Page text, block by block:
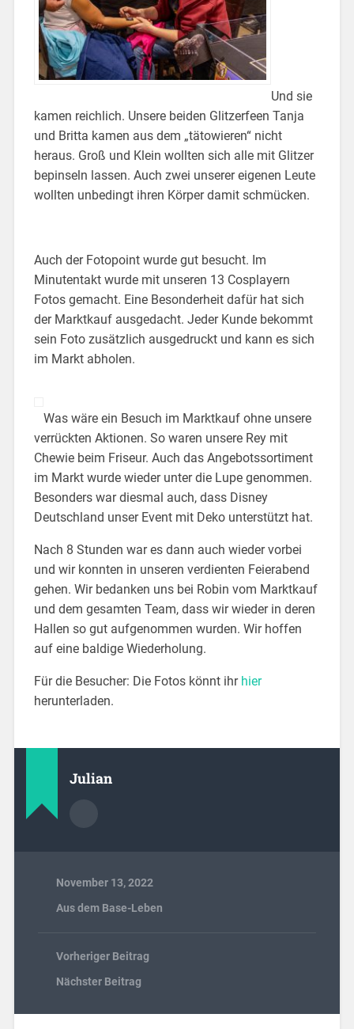
Und sie
kamen reichlich. Unsere beiden Glitzerfeen Tanja
und Britta kamen aus dem „tätowieren“ nicht
heraus. Groß und Klein wollten sich alle mit Glitzer
bepinseln lassen. Auch zwei unserer eigenen Leute
wollten unbedingt ihren Körper damit schmücken.
Auch der Fotopoint wurde gut besucht. Im
Minutentakt wurde mit unseren 13 Cosplayern
Fotos gemacht. Eine Besonderheit dafür hat sich
der Marktkauf ausgedacht. Jeder Kunde bekommt
sein Foto zusätzlich ausgedruckt und kann es sich
im Markt abholen.
Was wäre ein Besuch im Marktkauf ohne unsere
verrückten Aktionen. So waren unsere Rey mit
Chewie beim Friseur. Auch das Angebotssortiment
im Markt wurde wieder unter die Lupe genommen.
Besonders war diesmal auch, dass Disney
Deutschland unser Event mit Deko unterstützt hat.
Nach 8 Stunden war es dann auch wieder vorbei
und wir konnten in unseren verdienten Feierabend
gehen. Wir bedanken uns bei Robin vom Marktkauf
und dem gesamten Team, dass wir wieder in deren
Hallen so gut aufgenommen wurden. Wir hoffen
auf eine baldige Wiederholung.
Für die Besucher: Die Fotos könnt ihr hier
herunterladen.
Julian
November 13, 2022
Aus dem Base-Leben
Vorheriger Beitrag
Nächster Beitrag